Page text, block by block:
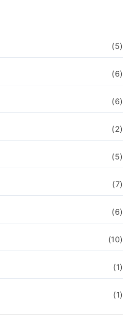
(5)
(6)
(6)
(2)
(5)
(7)
(6)
(10)
(1)
(1)